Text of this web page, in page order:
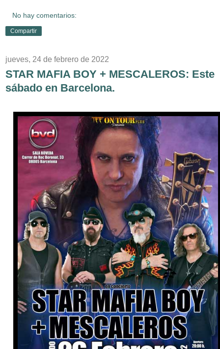
No hay comentarios:
Compartir
jueves, 24 de febrero de 2022
STAR MAFIA BOY + MESCALEROS: Este
sábado en Barcelona.